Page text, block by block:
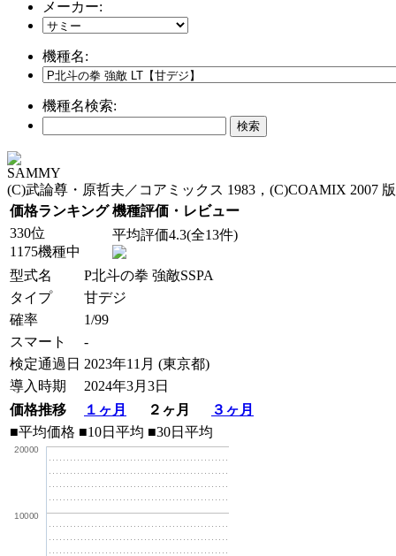
メーカー:
機種名:
機種名検索:
SAMMY
(C)武論尊・原哲夫／コアミックス 1983，(C)COAMIX 2007
価格ランキング 機種評価・レビュー
330位
1175機種中
平均評価4.3(全13件)
型式名
P北斗の拳 強敵SSPA
タイプ
甘デジ
確率
1/99
スマート
-
検定通過日 2023年11月 (東京都)
導入時期
2024年3月3日
価格推移
１ヶ月 ２ヶ月
３ヶ月
■平均価格 ■10日平均 ■30日平均
10000
20000